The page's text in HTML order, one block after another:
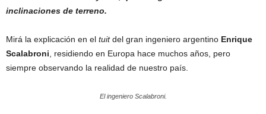
inclinaciones de terreno.
Mirá la explicación en el tuitdel gran ingeniero argentino Enrique
Scalabroni , residiendo en Europa hace muchos años, pero
siempre observando la realidad de nuestro país.
El ingeniero Scalabroni.